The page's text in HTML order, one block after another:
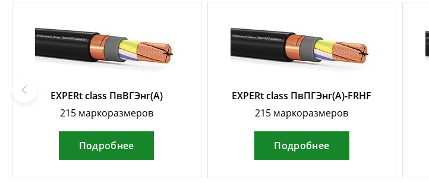
EXPERt class ПвВГЭнг(А)
215 маркоразмеров
Подробнее
EXPERt class ПвПГЭнг(А)-FRHF
215 маркоразмеров
Подробнее